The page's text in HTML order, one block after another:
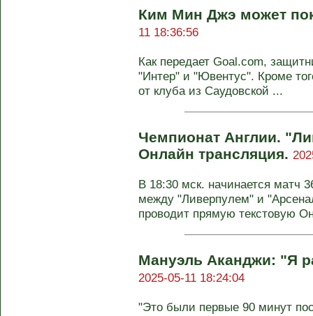
Ким Мин Джэ может
11 18:36:56
Как передает Goal.com,
"Интер" и "Ювентус". Кроме
от клуба из Саудовской ...
Чемпионат Англии.
Онлайн трансляция.
В 18:30 мск. начинается матч
между "Ливерпулем" и
проводит прямую текстовую
Мануэль Аканджи: "Я
2025-05-11 18:24:04
"Это были первые 90 минут